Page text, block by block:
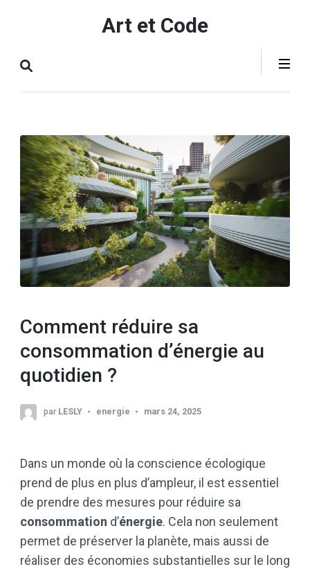
(Pressez
Art et Code
Comment réduire sa
consommation d’énergie au
quotidien ?
par LESLY energie mars 24, 2025
Dans un monde où la conscience écologique
prend de plus en plus d’ampleur, il est essentiel
de prendre des mesures pour réduire sa
consommation d’énergie. Cela non seulement
permet de préserver la planète, mais aussi de
réaliser des économies substantielles sur le long